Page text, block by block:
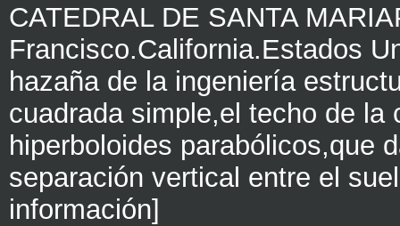
CATEDRAL DE SANTA
Francisco.California.Estados
hazaña de la ingeniería
cuadrada simple,el techo de la
hiperboloides parabólicos,que
separación vertical entre el
información]